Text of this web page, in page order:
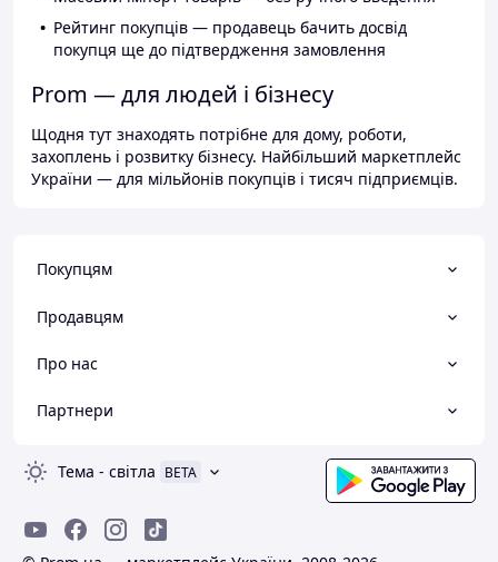
Рейтинг покупців — продавець бачить досвід
покупця ще до підтвердження замовлення
Prom — для людей і бізнесу
Щодня тут знаходять потрібне для дому, роботи,
захоплень і розвитку бізнесу. Найбільший маркетплейс
України — для мільйонів покупців і тисяч підприємців.
Покупцям
Продавцям
Про нас
Партнери
Тема - світла BETA